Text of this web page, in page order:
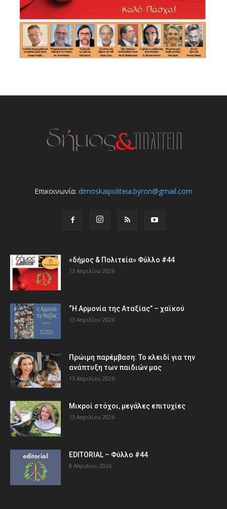
Επικοινωνία: dimoskaipoliteia.byron@gmail.com
«δήμος & Πολιτεία» Φύλλο #44
13 Απριλίου 2026
“Η Αρμονία της Αταξίας” – χαϊκού
13 Απριλίου 2026
Πρώιμη παρέμβαση: Το κλειδί για την
ανάπτυξη των παιδιών µας
13 Απριλίου 2026
Μικροί στόχοι, μεγάλες επιτυχίες
13 Απριλίου 2026
EDITORIAL – Φύλλο #44
8 Απριλίου 2026